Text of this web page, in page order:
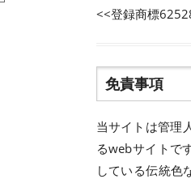
<<登録商標
免責事項
当サイトは管理
るwebサイトで
している伝統色